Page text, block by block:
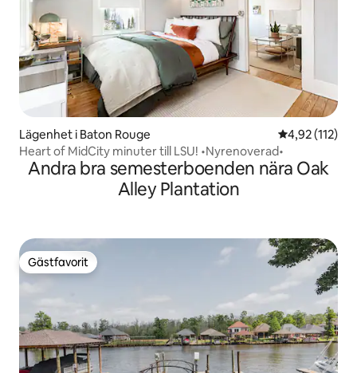
Lägenhet i Baton Rouge 4,92 av 5 i
4,92 (112)
Heart of MidCity minuter till LSU! •Nyrenoverad•
Andra bra semesterboenden nära Oak
Alley Plantation
Gästfavorit
Gästfavorit